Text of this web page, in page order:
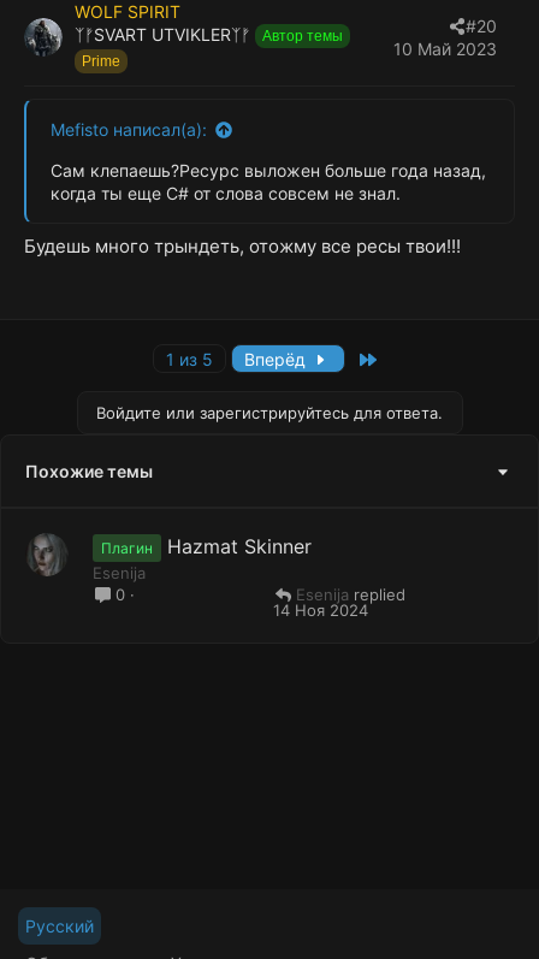
WOLF SPIRIT
ᛉᚠSVART UTVIKLERᛉᚠ
Автор темы
Prime
10 Май 2023
#20
Mefisto написал(а):
Сам клепаешь?Ресурс выложен больше года назад,
когда ты еще С# от слова совсем не знал.
Будешь много трындеть, отожму все ресы твои!!!
1 из 5 Вперёд
Войдите или зарегистрируйтесь для ответа.
Похожие темы
Плагин Hazmat Skinner
Esenija
0
14 Ноя 2024
Esenija
Русский